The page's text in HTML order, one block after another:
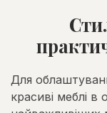
Для
красиві меблі в